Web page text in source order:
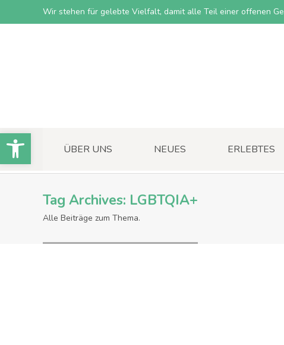
Wir stehen für gelebte Vielfalt, damit alle Teil einer offenen
ÜBER UNS NEUES ERLEBTES
Tag Archives: LGBTQIA+
Alle Beiträge zum Thema.
Open toolbar